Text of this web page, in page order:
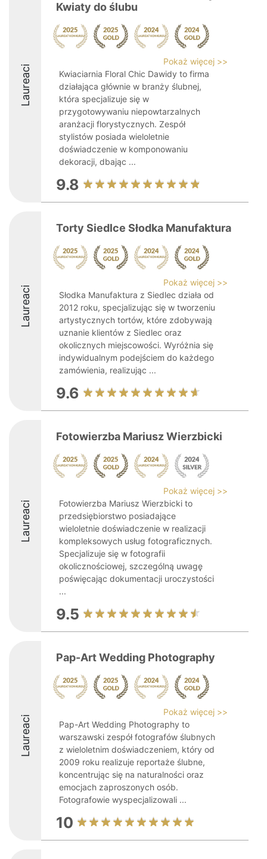
Laureaci
Kwiaty do ślubu
Pokaż więcej >>
Kwiaciarnia Floral Chic Dawidy to firma
działająca głównie w branży ślubnej,
która specjalizuje się w
przygotowywaniu niepowtarzalnych
aranżacji florystycznych. Zespół
stylistów posiada wieloletnie
doświadczenie w komponowaniu
dekoracji, dbając ...
9.8
Laureaci
Torty Siedlce Słodka Manufaktura
Pokaż więcej >>
Słodka Manufaktura z Siedlec działa od
2012 roku, specjalizując się w tworzeniu
artystycznych tortów, które zdobywają
uznanie klientów z Siedlec oraz
okolicznych miejscowości. Wyróżnia się
indywidualnym podejściem do każdego
zamówienia, realizując ...
9.6
Laureaci
Fotowierzba Mariusz Wierzbicki
Pokaż więcej >>
Fotowierzba Mariusz Wierzbicki to
przedsiębiorstwo posiadające
wieloletnie doświadczenie w realizacji
kompleksowych usług fotograficznych.
Specjalizuje się w fotografii
okolicznościowej, szczególną uwagę
poświęcając dokumentacji uroczystości
...
9.5
Laureaci
Pap-Art Wedding Photography
Pokaż więcej >>
Pap-Art Wedding Photography to
warszawski zespół fotografów ślubnych
z wieloletnim doświadczeniem, który od
2009 roku realizuje reportaże ślubne,
koncentrując się na naturalności oraz
emocjach zaproszonych osób.
Fotografowie wyspecjalizowali ...
10